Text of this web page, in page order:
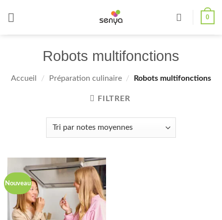
0
Robots multifonctions
Accueil / Préparation culinaire / Robots multifonctions
FILTRER
Nouveau